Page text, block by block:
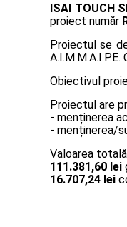
ISAI TOUCH
proiect număr
Proiectul se
Obiectivul
Proiectul are
- menținerea
- menținerea/
Valoarea
111.381,60 lei
16.707,24 lei